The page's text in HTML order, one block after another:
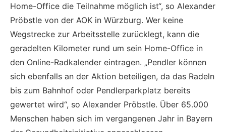
Home-Office die Teilnahme möglich ist“, so Alexander
Pröbstle von der AOK in Würzburg. Wer keine
Wegstrecke zur Arbeitsstelle zurücklegt, kann die
geradelten Kilometer rund um sein Home-Office in
den Online-Radkalender eintragen. „Pendler können
sich ebenfalls an der Aktion beteiligen, da das Radeln
bis zum Bahnhof oder Pendlerparkplatz bereits
gewertet wird“, so Alexander Pröbstle. Über 65.000
Menschen haben sich im vergangenen Jahr in Bayern